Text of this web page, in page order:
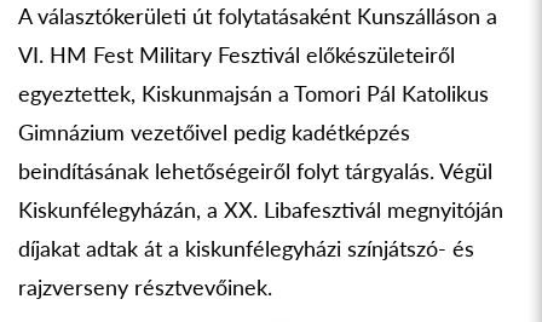
A választókerületi út folytatásaként Kunszálláson a
VI. HM Fest Military Fesztivál előkészületeiről
egyeztettek, Kiskunmajsán a Tomori Pál Katolikus
Gimnázium vezetőivel pedig kadétképzés
beindításának lehetőségeiről folyt tárgyalás. Végül
Kiskunfélegyházán, a XX. Libafesztivál megnyitóján
díjakat adtak át a kiskunfélegyházi színjátszó- és
rajzverseny résztvevőinek.